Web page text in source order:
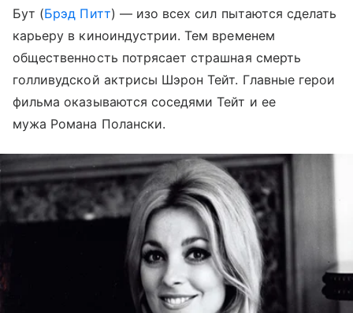
Бут (Брэд Питт) — изо всех сил пытаются сделать
карьеру в киноиндустрии. Тем временем
общественность потрясает страшная смерть
голливудской актрисы Шэрон Тейт. Главные герои
фильма оказываются соседями Тейт и ее
мужа Романа Полански.